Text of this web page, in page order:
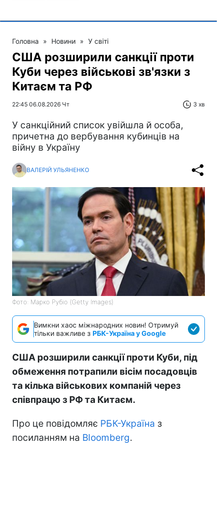
Головна » Новини » У світі
США розширили санкції проти
Куби через військові зв'язки з
Китаєм та РФ
22:45 06.08.2026 Чт 3 хв
У санкційний список увійшла й особа,
причетна до вербування кубинців на
війну в Україну
ВАЛЕРІЙ УЛЬЯНЕНКО
Фото: Марко Рубіо (Getty Images)
Вимкни хаос міжнародних новин! Отримуй
тільки важливе з РБК-Україна у Google
США розширили санкції проти Куби, під
обмеження потрапили вісім посадовців
та кілька військових компаній через
співпрацю з РФ та Китаєм.
Про це повідомляє РБК-Україна з
посиланням на Bloomberg.